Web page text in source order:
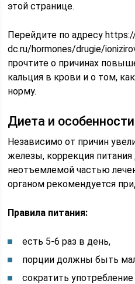
этой странице.
Перейдите по адресу
dc.ru/hormones/drugie/
прочтите о причинах
кальция в крови и о том,
норму.
Диета и
Независимо от причин
железы, коррекция
неотъемлемой частью
органом рекомендуется
Правила питания:
есть 5-6 раз в день,
порции должны быть
сократить